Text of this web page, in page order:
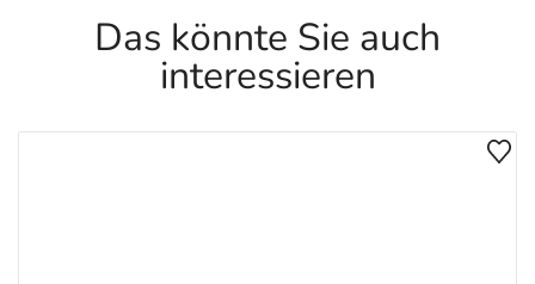
Das könnte Sie auch
interessieren